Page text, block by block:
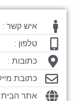
איש קשר :
טלפון :
כתובות :
כתובת
אתר הבית